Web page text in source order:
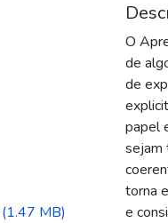
(1.47 MB)
O
de
de
papel
sejam
torna
e